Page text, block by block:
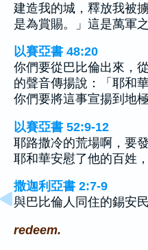
建造我的城，釋放我被
是為賞賜。」這是萬軍
以賽亞書 48:20
你們要從巴比倫出來，
的聲音傳揚說：「耶和
你們要將這事宣揚到地極
以賽亞書 52:9-12
耶路撒冷的荒場啊，要
耶和華安慰了他的百姓
撒迦利亞書 2:7-9
與巴比倫人同住的錫安
redeem.